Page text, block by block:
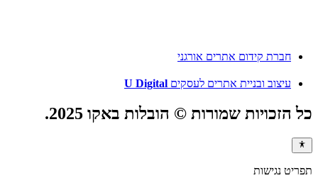
חברת קידום אתרים אורגני
עיצוב ובניית אתרים לעסקים U Digital
כל הזכויות שמורות © הובלות באקו 2025.
תפריט נגישות